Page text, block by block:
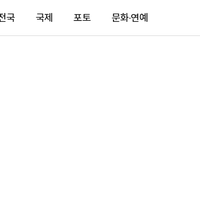
국 국제 포토 문화·연예